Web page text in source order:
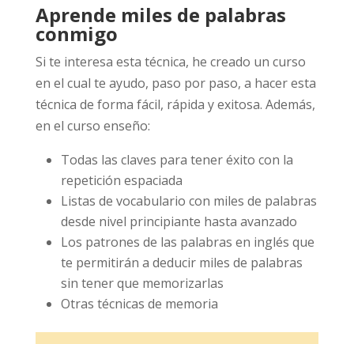
Aprende miles de palabras
conmigo
Si te interesa esta técnica, he creado un curso
en el cual te ayudo, paso por paso, a hacer esta
técnica de forma fácil, rápida y exitosa. Además,
en el curso enseño:
Todas las claves para tener éxito con la
repetición espaciada
Listas de vocabulario con miles de palabras
desde nivel principiante hasta avanzado
Los patrones de las palabras en inglés que
te permitirán a deducir miles de palabras
sin tener que memorizarlas
Otras técnicas de memoria